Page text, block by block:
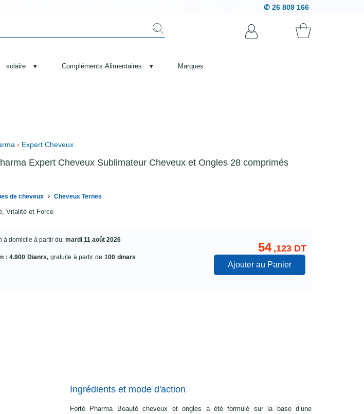
✆ 26 809 166
solaire ▾ Compléments Alimentaires ▾ Marques
› Expert Cheveux
Expert Cheveux Sublimateur Cheveux et Ongles 28 comprimés
de cheveux › Cheveux Ternes
Vitalité et Force
à domicile à partir du: mardi 11 août 2026
: 4.900 Dianrs, gratuite à partir de 100 dinars
54 ,123 DT
Ajouter au Panier
Ingrédients et mode d'action
Forté Pharma Beauté cheveux et ongles a été formulé sur la base d’une